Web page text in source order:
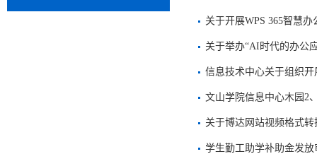
关于开展WPS 365智慧
关于举办“AI时代的办公
信息技术中心关于组织开
文山学院信息中心木园2
关于博达网站视频格式转
学生勤工助学补助金发放